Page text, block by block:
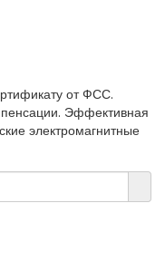
от ФСС.
Эффективная
электромагнитные